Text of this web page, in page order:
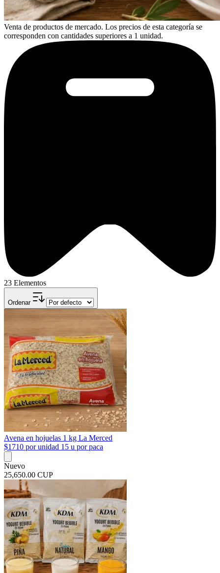
Venta de productos de mercado. Los precios de esta categoría se
corresponden con cantidades superiores a 1 unidad.
23 Elementos
Ordenar
Avena en hojuelas 1 kg La Merced
$1710 por unidad 15 u por paca
Nuevo
25,650.00 CUP